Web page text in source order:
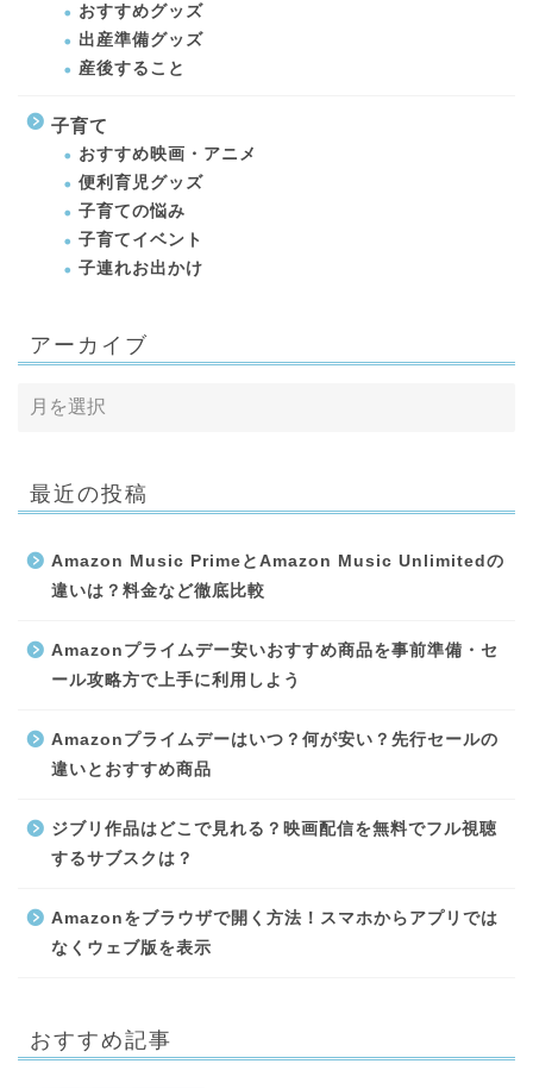
おすすめグッズ
出産準備グッズ
産後すること
子育て
おすすめ映画・アニメ
便利育児グッズ
子育ての悩み
子育てイベント
子連れお出かけ
アーカイブ
最近の投稿
Amazon Music PrimeとAmazon Music Unlimitedの
違いは？料金など徹底比較
Amazonプライムデー安いおすすめ商品を事前準備・セ
ール攻略方で上手に利用しよう
Amazonプライムデーはいつ？何が安い？先行セールの
違いとおすすめ商品
ジブリ作品はどこで見れる？映画配信を無料でフル視聴
するサブスクは？
Amazonをブラウザで開く方法！スマホからアプリでは
なくウェブ版を表示
おすすめ記事